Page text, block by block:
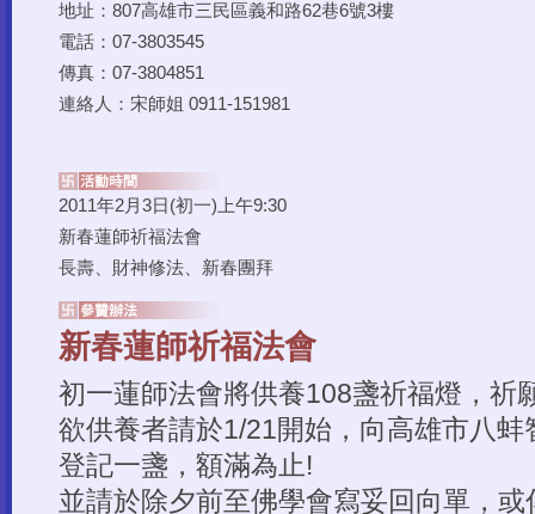
2011年2月3日(初一)上午9:30
新春蓮師祈福法會
長壽、財神修法、新春團拜